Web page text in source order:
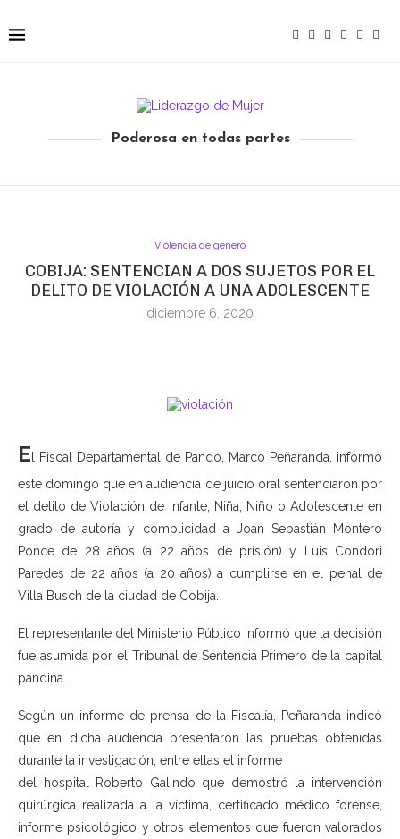
Poderosa en todas partes
Violencia de genero
COBIJA: SENTENCIAN A DOS SUJETOS POR EL
DELITO DE VIOLACIÓN A UNA ADOLESCENTE
diciembre 6, 2020
E l Fiscal Departamental de Pando, Marco Peñaranda, informó
este domingo que en audiencia de juicio oral sentenciaron por
el delito de Violación de Infante, Niña, Niño o Adolescente en
grado de autoría y complicidad a Joan Sebastián Montero
Ponce de 28 años (a 22 años de prisión) y Luis Condori
Paredes de 22 años (a 20 años) a cumplirse en el penal de
Villa Busch de la ciudad de Cobija.
El representante del Ministerio Público informó que la decisión
fue asumida por el Tribunal de Sentencia Primero de la capital
pandina.
Según un informe de prensa de la Fiscalía, Peñaranda indicó
que en dicha audiencia presentaron las pruebas obtenidas
durante la investigación, entre ellas el informe
del hospital Roberto Galindo que demostró la intervención
quirúrgica realizada a la víctima, certificado médico forense,
informe psicológico y otros elementos que fueron valorados